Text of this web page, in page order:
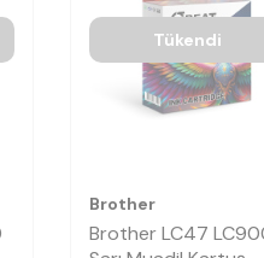
Tükendi
Brother
Brother LC47